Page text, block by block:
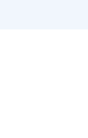
決算説明資料